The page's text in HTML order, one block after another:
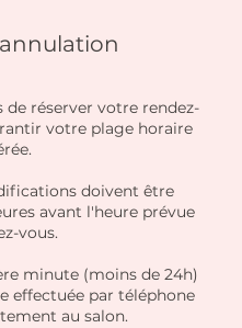
réserver votre rendez-
votre plage horaire
doivent être
avant l'heure prévue
vous.
minute (moins de 24h)
effectuée par téléphone
au salon.